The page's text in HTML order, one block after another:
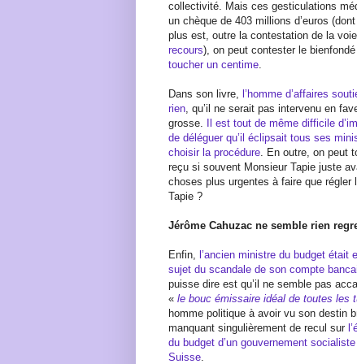
collectivité. Mais ces gesticulations
un chèque de 403 millions d’euros
plus est, outre la contestation de la voie
recours), on peut contester le bienfondé
toucher un centime
Dans son livre, l’homme d’affaires
rien , qu’il ne serait pas intervenu en
grosse. Il est tout de même difficile
de déléguer qu’il éclipsait tous ses
choisir la procédure . En outre, on peut
reçu si souvent Monsieur Tapie juste
choses plus urgentes à faire que régler
Tapie ?
Jérôme Cahuzac ne semble rien
Enfin, l’ancien ministre du budget était
sujet du scandale de son compte
puisse dire est qu’il ne semble pas
« le bouc émissaire idéal de toutes les
homme politique à avoir vu son destin
manquant singulièrement de recul sur
du budget d’un gouvernement
Suisse